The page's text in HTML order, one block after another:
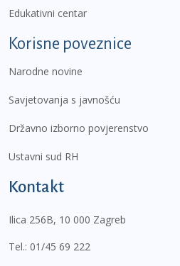
Edukativni centar
Korisne poveznice
Narodne novine
Savjetovanja s javnošću
Državno izborno povjerenstvo
Ustavni sud RH
Kontakt
Ilica 256B, 10 000 Zagreb
Tel.: 01/45 69 222